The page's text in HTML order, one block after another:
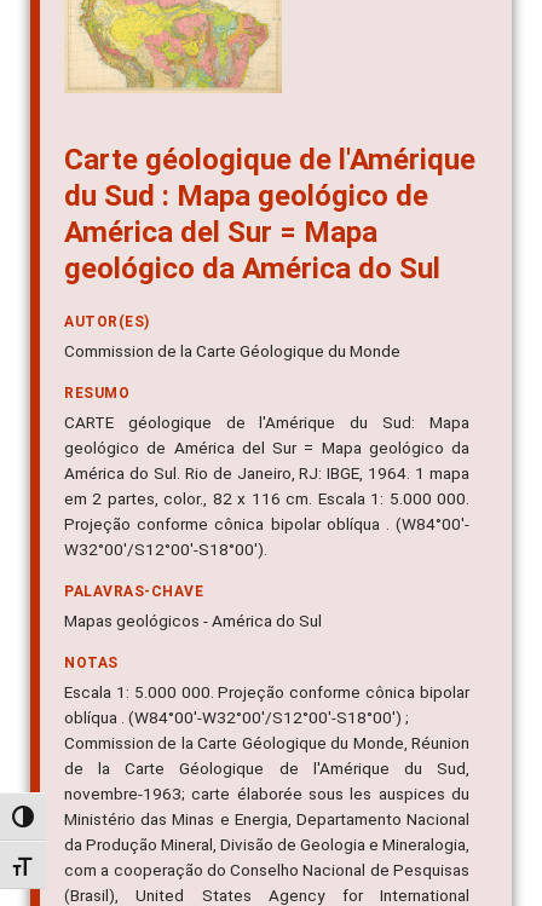
Alternar alto contraste
Alternar tamanho da fonte
Carte géologique de l'Amérique
du Sud : Mapa geológico de
América del Sur = Mapa
geológico da América do Sul
AUTOR(ES)
Commission de la Carte Géologique du Monde
RESUMO
CARTE géologique de l'Amérique du Sud: Mapa
geológico de América del Sur = Mapa geológico da
América do Sul. Rio de Janeiro, RJ: IBGE, 1964. 1 mapa
em 2 partes, color., 82 x 116 cm. Escala 1: 5.000 000.
Projeção conforme cônica bipolar oblíqua . (W84°00'-
W32°00'/S12°00'-S18°00').
PALAVRAS-CHAVE
Mapas geológicos - América do Sul
NOTAS
Escala 1: 5.000 000. Projeção conforme cônica bipolar
oblíqua . (W84°00'-W32°00'/S12°00'-S18°00') ;
Commission de la Carte Géologique du Monde, Réunion
de la Carte Géologique de l'Amérique du Sud,
novembre-1963; carte élaborée sous les auspices du
Ministério das Minas e Energia, Departamento Nacional
da Produção Mineral, Divisão de Geologia e Mineralogia,
com a cooperação do Conselho Nacional de Pesquisas
(Brasil), United States Agency for International